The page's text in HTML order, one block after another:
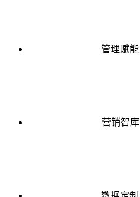
管理赋能
营销智库